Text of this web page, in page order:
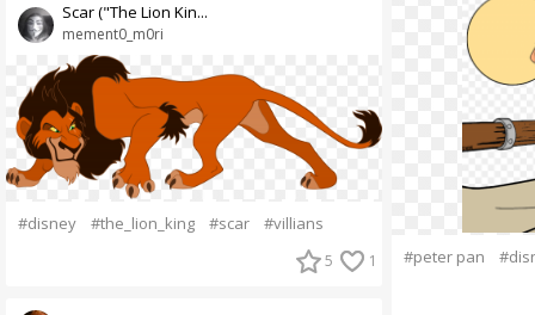
mement0_m0ri
Scar ("The Lion Kin...
#disney #the_lion_king #scar #villians
5 1 #peter pan